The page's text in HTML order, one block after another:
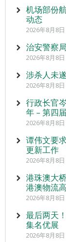
机场部份
动态
2026年8月8
治安警察
2026年8月8
涉杀人未
2026年8月8
行政长官
年 – 第四
2026年8月8
谭伟文要
更新工作
2026年8月8
港珠澳大
港澳物流
2026年8月8
最后两天
集名优展
2026年8月8